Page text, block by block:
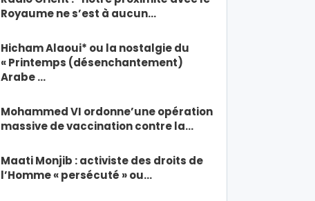
Royaume ne s’est à aucun…
Hicham Alaoui* ou la nostalgie du
« Printemps (désenchantement)
Arabe …
Mohammed VI ordonne’une opération
massive de vaccination contre la…
Maati Monjib : activiste des droits de
l’Homme « persécuté » ou…